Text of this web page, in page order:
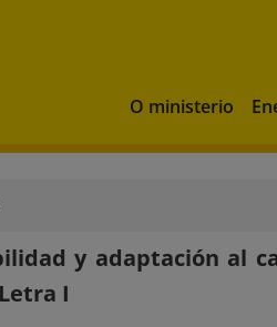
O ministerio
y adaptación al
I